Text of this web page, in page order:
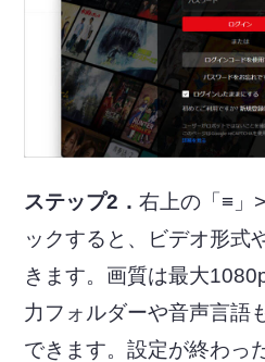
ステップ2．右上の「≡」
ックすると、ビデオ形式
きます。画質は最大
力フォルダーや音声言語
できます。設定が終わっ